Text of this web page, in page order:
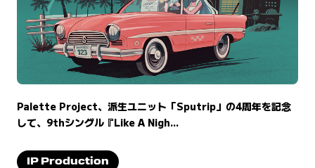
Palette Project、派生ユニット「Sputrip」の4周年を記念
して、9thシングル『Like A Nigh...
IP Production